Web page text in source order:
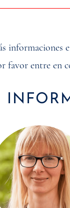
informaciones
favor entre en